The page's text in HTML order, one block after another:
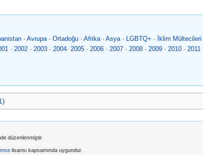
· Avrupa· Ortadoğu· Afrika· Asya· LGBTQ+ · İklim Mültecileri
· 2002· 2003· 2004· 2005· 2006· 2007· 2008· 2009· 2010· 2011
düzenlenmiştir.
lisansı kapsamında uygundur.